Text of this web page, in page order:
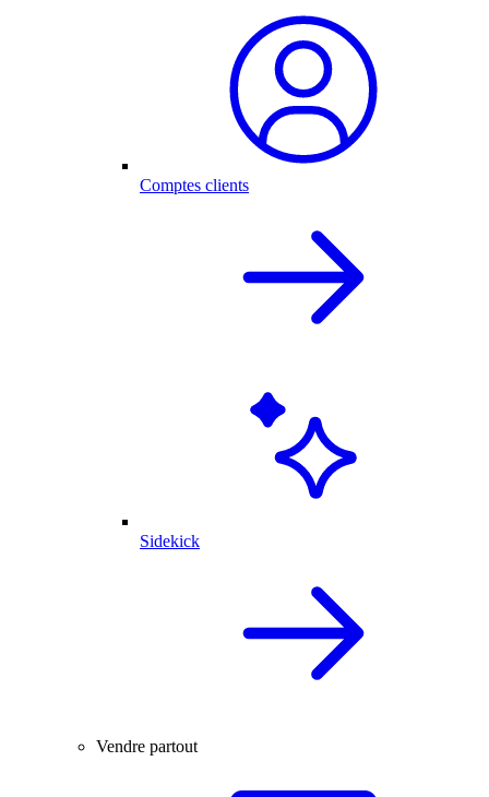
Comptes clients
Sidekick
Vendre partout